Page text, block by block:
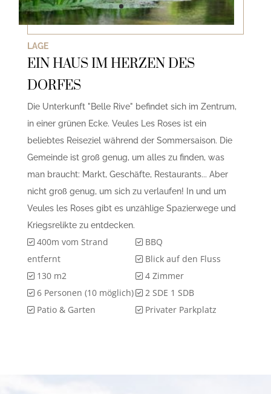
LAGE
EIN HAUS IM HERZEN DES
DORFES
Die Unterkunft "Belle Rive" befindet sich im Zentrum,
in einer grünen Ecke. Veules Les Roses ist ein
beliebtes Reiseziel während der Sommersaison. Die
Gemeinde ist groß genug, um alles zu finden, was
man braucht: Markt, Geschäfte, Restaurants... Aber
nicht groß genug, um sich zu verlaufen! In und um
Veules les Roses gibt es unzählige Spazierwege und
Kriegsrelikte zu entdecken.
400m vom Strand
entfernt
130 m2
6 Personen (10 möglich)
Patio & Garten
BBQ
Blick auf den Fluss
4 Zimmer
2 SDE 1 SDB
Privater Parkplatz